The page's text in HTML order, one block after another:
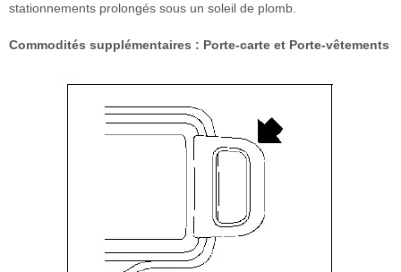
stationnements prolongés sous un soleil de plomb.
Commodités supplémentaires : Porte-carte et Porte-vêtements